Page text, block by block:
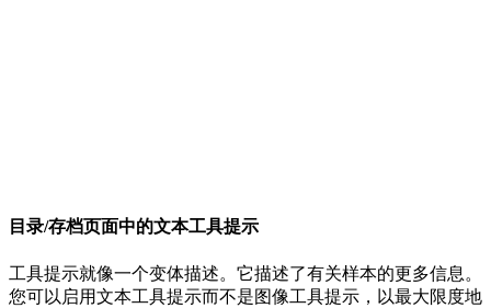
目录/存档页面中的文本工具提示
工具提示就像一个变体描述。它描述了有关样本的更多信息。
您可以启用文本工具提示而不是图像工具提示，以最大限度地